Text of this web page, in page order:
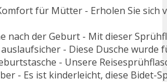
für Mütter - Erholen Sie sich
nach der Geburt - Mit dieser
- Diese Dusche wurde
- Unsere
- Es ist kinderleicht, diese Bidet-